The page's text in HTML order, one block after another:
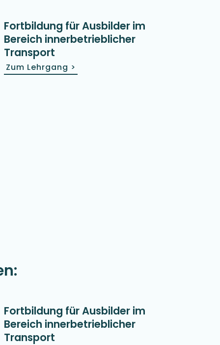
Fortbildung für Ausbilder im
Bereich inner­betrieblicher
Transport
Zum Lehrgang >
Fortbildung für Ausbilder im
Bereich inner­betrieblicher
Transport